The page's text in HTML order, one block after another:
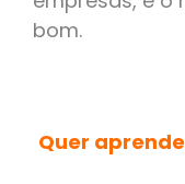
bom.
Quer